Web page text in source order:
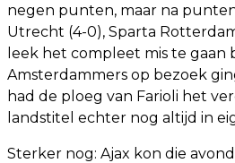
negen punten, maar na
Utrecht (4-0), Sparta Rotterdam
leek het compleet mis te gaan
Amsterdammers op bezoek
had de ploeg van Farioli het
landstitel echter nog altijd in
Sterker nog: Ajax kon die